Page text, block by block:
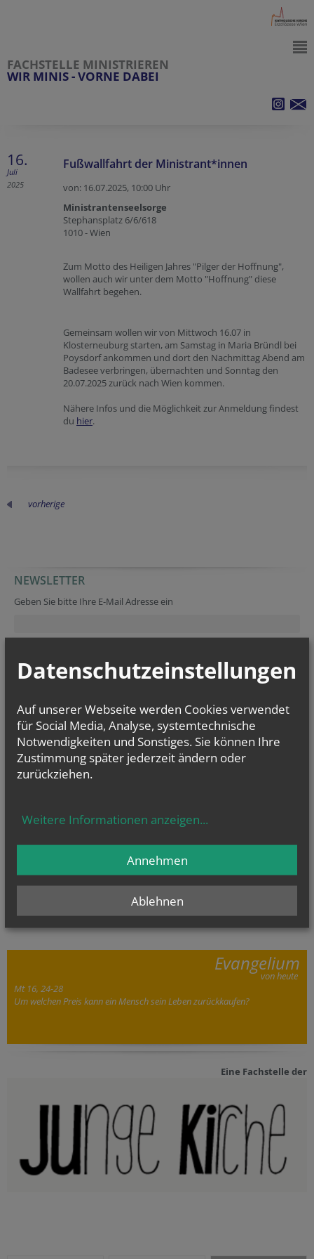
FACHSTELLE MINISTRIEREN
WIR MINIS - VORNE DABEI
16.
Juli
2025
Fußwallfahrt der Ministrant*innen
von: 16.07.2025, 10:00 Uhr
Ministrantenseelsorge
Stephansplatz 6/6/618
1010 - Wien
Zum Motto des Heiligen Jahres "Pilger der Hoffnung",
wollen auch wir unter dem Motto "Hoffnung" diese
Wallfahrt begehen.
Gemeinsam wollen wir von Mittwoch 16.07 in
Klosterneuburg starten, am Samstag in Maria Bründl bei
Poysdorf ankommen und dort den Nachmittag Abend am
Badesee verbringen, übernachten und Sonntag den
20.07.2025 zurück nach Wien kommen.
Nähere Infos und die Möglichkeit zur Anmeldung findest
du hier.
vorherige
NEWSLETTER
Geben Sie bitte Ihre E-Mail Adresse ein
Ich habe dieInformationen zum Datenschutzgelesen.*
KALENDER
Mini(d)ra(h)t - der Abend für alle, die mehr...
werk.statt ministrieren I
Evangelium
von heute
Mt 16, 24-28
Um welchen Preis kann ein Mensch sein Leben zurückkaufen?
Eine Fachstelle der
Datenschutzeinstellungen
Auf unserer Webseite werden Cookies verwendet
für Social Media, Analyse, systemtechnische
Notwendigkeiten und Sonstiges. Sie können Ihre
Zustimmung später jederzeit ändern oder
zurückziehen.
Weitere Informationen anzeigen...
Ablehnen
Annehmen